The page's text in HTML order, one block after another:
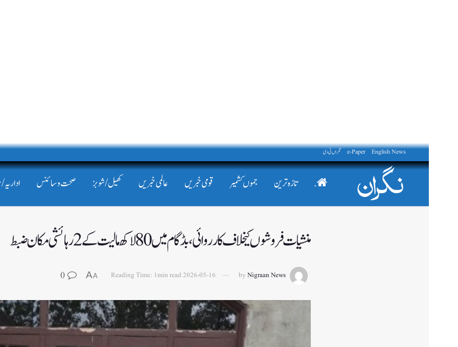
English News
e-Paper نگراں ٹی وی
. تازہ ترین جموں کشمیر قومی خبریں عالمی خبریں کھیل/شوبز صحت و سائنس
منشیات فروشوں کیخلاف کارروائی،بڈگام میں 80 لاکھ مالیت کے2رہائشی مکان ضبط
by Nigraan News
2026-05-16
Reading Time: 1min read
A
A